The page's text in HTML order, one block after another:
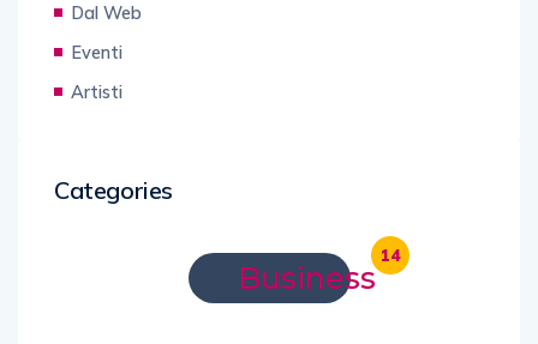
Dal Web
Eventi
Artisti
Categories
Business
14